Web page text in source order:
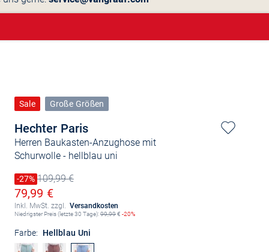
Hechter Paris
Herren Baukasten-Anzughose mit
Schurwolle- hellblau uni
Sale Große Größen
Preis reduziert um
-27%
Alter Preis109,99 €
Ermäßigter Preis
79,99 €
Inkl. MwSt. zzgl. Versandkosten
Niedrigster Preis (letzte 30 Tage):99,99€ -20%
Farbe: Hellblau Uni